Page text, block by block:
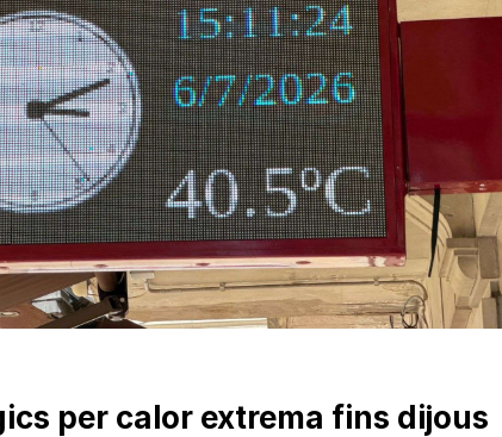
per calor extrema fins dijous